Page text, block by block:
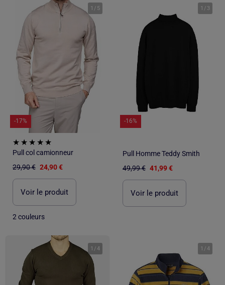
1 / 5
-17%
Pull col camionneur
29,90 € 24,90 €
Voir le produit
2 couleurs
1 / 3
-16%
Pull Homme Teddy Smith
49,99 € 41,99 €
Voir le produit
1 /4 1 /4